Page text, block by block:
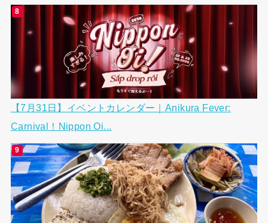
【7月31日】イベントカレンダー｜Anikura Fever:
Carnival！Nippon Oi...